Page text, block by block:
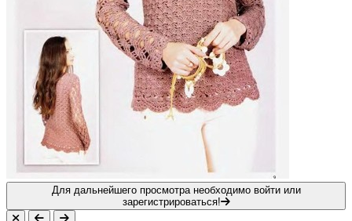
Для дальнейшего просмотра необходимо войти или
зарегистрироваться!